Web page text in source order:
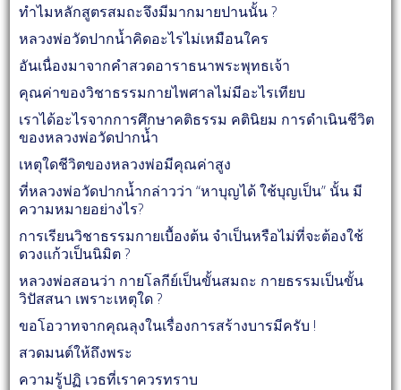
ทำไมหลักสูตรสมถะจึงมีมากมายปานนั้น ?
หลวงพ่อวัดปากน้ำคิดอะไรไม่เหมือนใคร
อันเนื่องมาจากคำสวดอาราธนาพระพุทธเจ้า
คุณค่าของวิชาธรรมกายไพศาลไม่มีอะไรเทียบ
เราได้อะไรจากการศึกษาคติธรรม คตินิยม การดำเนินชีวิต
ของหลวงพ่อวัดปากน้ำ
เหตุใดชีวิตของหลวงพ่อมีคุณค่าสูง
ที่หลวงพ่อวัดปากน้ำกล่าวว่า “หาบุญได้ ใช้บุญเป็น” นั้น มี
ความหมายอย่างไร?
การเรียนวิชาธรรมกายเบื้องต้น จำเป็นหรือไม่ที่จะต้องใช้
ดวงแก้วเป็นนิมิต ?
หลวงพ่อสอนว่า กายโลกีย์เป็นขั้นสมถะ กายธรรมเป็นขั้น
วิปัสสนา เพราะเหตุใด ?
ขอโอวาทจากคุณลุงในเรื่องการสร้างบารมีครับ !
สวดมนต์ให้ถึงพระ
ความรู้ปฏิ เวธที่เราควรทราบ